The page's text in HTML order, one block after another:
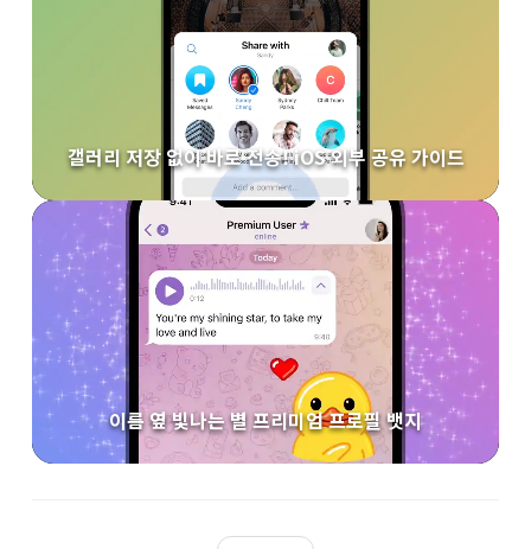
갤러리 저장 없이 바로 전송! iOS 외부 공유 가이드
이름 옆 빛나는 별 프리미엄 프로필 뱃지